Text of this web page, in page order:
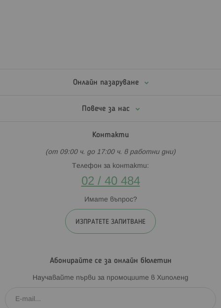
Онлайн пазаруване
Повече за нас
Контакти
(от 09:00 ч. до 17:00 ч. в работни дни)
Телефон за контакти:
02 / 40 484
Имате въпрос?
ИЗПРАТЕТЕ ЗАПИТВАНЕ
Абонирайте се за онлайн бюлетин
Научавайте първи за промоциите в Хиполенд